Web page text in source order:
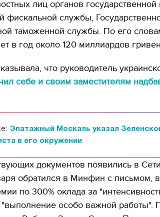
лиц органов государственной
фискальной службы,
таможенной службы. По его
в год около 120 миллиардов
что руководитель
себе и своим заместителям
Эпатажный Москаль указал
в его окружении
документов появились в
обратился в Минфин с письмом,
по 300% оклада за
"выполнение особо важной работы".